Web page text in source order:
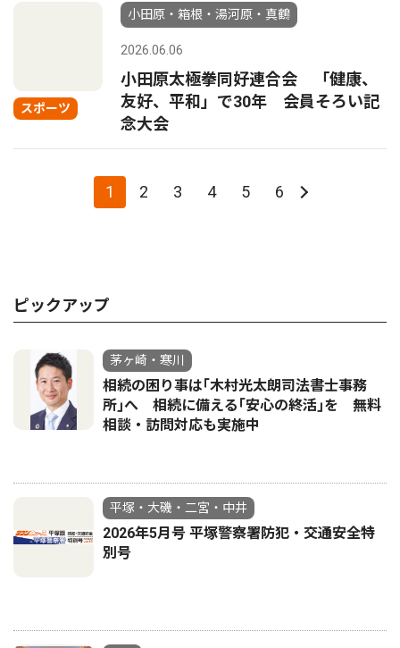
スポーツ
小田原・箱根・湯河原・真鶴
2026.06.06
小田原太極拳同好連合会 「健康、
友好、平和」で30年 会員そろい記
念大会
1 2 3 4 5 6
ピックアップ
茅ヶ崎・寒川
相続の困り事は｢木村光太朗司法書士事務
所｣へ 相続に備える｢安心の終活｣を 無料
相談・訪問対応も実施中
平塚・大磯・二宮・中井
2026年5月号 平塚警察署防犯・交通安全特
別号